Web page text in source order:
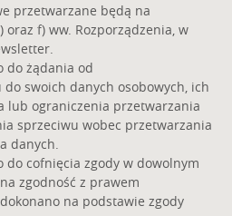
przetwarzane będą na
f) ww. Rozporządzenia, w
do żądania od
swoich danych osobowych, ich
lub ograniczenia przetwarzania
sprzeciwu wobec przetwarzania
danych.
do cofnięcia zgody w dowolnym
zgodność z prawem
na podstawie zgody